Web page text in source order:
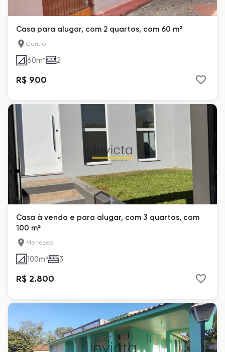
Casa para alugar, com 2 quartos, com 60 m²
Centro
60m² 2
R$ 900
Casa à venda e para alugar, com 3 quartos, com
100 m²
Menezes
100m² 3
R$ 2.800